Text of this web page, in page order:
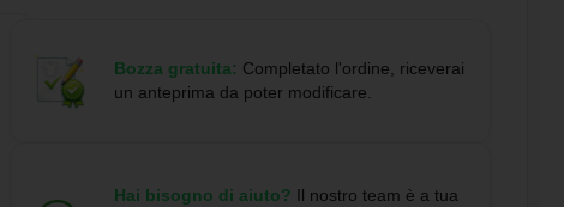
Bozza gratuita: Completato l'ordine, riceverai
un anteprima da poter modificare.
Hai bisogno di aiuto? Il nostro team è a tua